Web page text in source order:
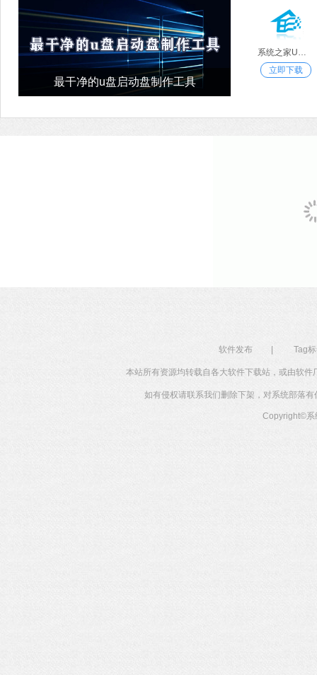
最干净的u盘启动盘制作工具
系统之家U盘重装系统
立即下载
软件发布 | Tag
本站所有资源均转载自各大软件下载站，或由软
如有侵权请联系我们删除下架，对系统部落
Copyright©系